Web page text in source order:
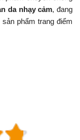
da nhạy cảm, đang
phẩm trang điểm